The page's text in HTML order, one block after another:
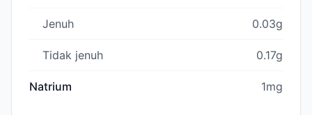
Jenuh 0.03g
Tidak jenuh 0.17g
Natrium 1mg